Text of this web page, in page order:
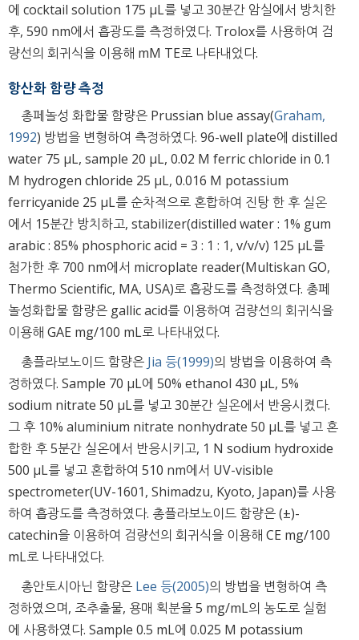
에 cocktail solution 175 μL를 넣고 30분간 암실에서 방치한
후, 590 nm에서 흡광도를 측정하였다. Trolox를 사용하여 검
량선의 회귀식을 이용해 mM TE로 나타내었다.
항산화 함량 측정
총페놀성 화합물 함량은 Prussian blue assay(Graham,
1992) 방법을 변형하여 측정하였다. 96-well plate에 distilled
water 75 μL, sample 20 μL, 0.02 M ferric chloride in 0.1
M hydrogen chloride 25 μL, 0.016 M potassium
ferricyanide 25 μL를 순차적으로 혼합하여 진탕 한 후 실온
에서 15분간 방치하고, stabilizer(distilled water : 1% gum
arabic : 85% phosphoric acid = 3 : 1 : 1, v/v/v) 125 μL를
첨가한 후 700 nm에서 microplate reader(Multiskan GO,
Thermo Scientific, MA, USA)로 흡광도를 측정하였다. 총페
놀성화합물 함량은 gallic acid를 이용하여 검량선의 회귀식을
이용해 GAE mg/100 mL로 나타내었다.
총플라보노이드 함량은 Jia 등(1999)의 방법을 이용하여 측
정하였다. Sample 70 μL에 50% ethanol 430 μL, 5%
sodium nitrate 50 μL를 넣고 30분간 실온에서 반응시켰다.
그 후 10% aluminium nitrate nonhydrate 50 μL를 넣고 혼
합한 후 5분간 실온에서 반응시키고, 1 N sodium hydroxide
500 μL를 넣고 혼합하여 510 nm에서 UV-visible
spectrometer(UV-1601, Shimadzu, Kyoto, Japan)를 사용
하여 흡광도를 측정하였다. 총플라보노이드 함량은 (±)-
catechin을 이용하여 검량선의 회귀식을 이용해 CE mg/100
mL로 나타내었다.
총안토시아닌 함량은 Lee 등(2005)의 방법을 변형하여 측
정하였으며, 조추출물, 용매 획분을 5 mg/mL의 농도로 실험
에 사용하였다. Sample 0.5 mL에 0.025 M potassium